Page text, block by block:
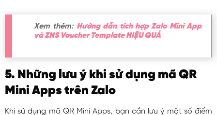
Xem thêm: Hướng dẫn tích hợp Zalo Mini App
và ZNS Voucher Template HIỆU QUẢ
5. Những lưu ý khi sử dụng mã QR
Mini Apps trên Zalo
Khi sử dụng mã QR Mini Apps, bạn cần lưu ý một số điểm